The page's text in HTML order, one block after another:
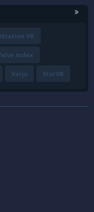
VR
Index
Varjo StarVR